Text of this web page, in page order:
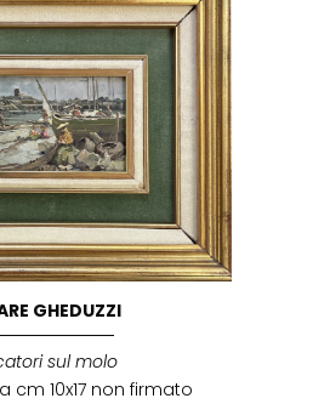
GHEDUZZI
sul molo
cm 10x17 non firmato